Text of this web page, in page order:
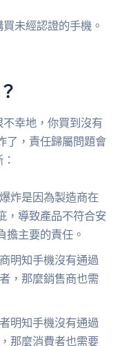
未經認證的手機。
幸地，你買到沒有
了，責任歸屬問題會
炸是因為製造商在
，導致產品不符合安
擔主要的責任。
明知手機沒有通過
，那麼銷售商也需
明知手機沒有通過
那麼消費者也需要